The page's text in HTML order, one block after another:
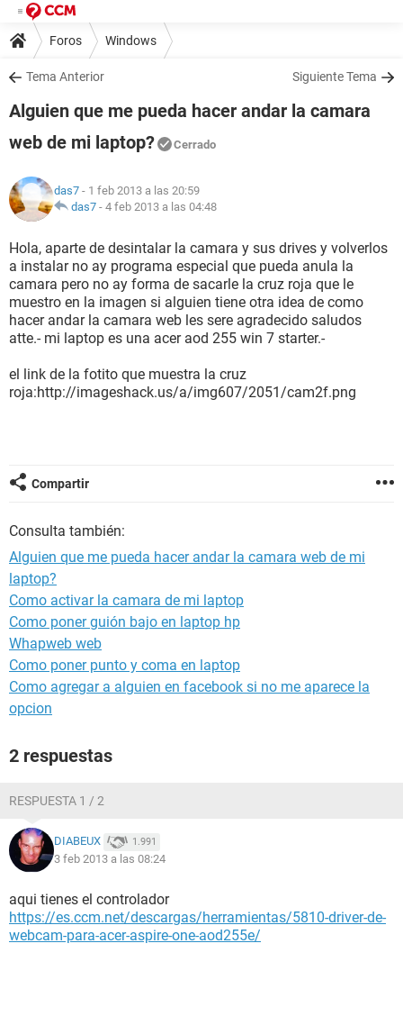
Foros Windows
Tema Anterior Siguiente Tema
Alguien que me pueda hacer andar la camara
web de mi laptop?
Cerrado
das7 - 1 feb 2013 a las 20:59
das7 - 4 feb 2013 a las 04:48
Hola, aparte de desintalar la camara y sus drives y volverlos
a instalar no ay programa especial que pueda anula la
camara pero no ay forma de sacarle la cruz roja que le
muestro en la imagen si alguien tiene otra idea de como
hacer andar la camara web les sere agradecido saludos
atte.- mi laptop es una acer aod 255 win 7 starter.-
el link de la fotito que muestra la cruz
roja:http://imageshack.us/a/img607/2051/cam2f.png
Compartir
Consulta también:
Alguien que me pueda hacer andar la camara web de mi
laptop?
Como activar la camara de mi laptop
Como poner guión bajo en laptop hp
Whapweb web
Como poner punto y coma en laptop
Como agregar a alguien en facebook si no me aparece la
opcion
2 respuestas
RESPUESTA 1 / 2
DIABEUX 1.991
3 feb 2013 a las 08:24
aqui tienes el controlador
https://es.ccm.net/descargas/herramientas/5810-driver-de-
webcam-para-acer-aspire-one-aod255e/